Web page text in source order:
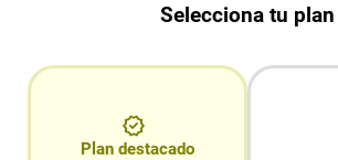
Selecciona tu plan
Plan destacado